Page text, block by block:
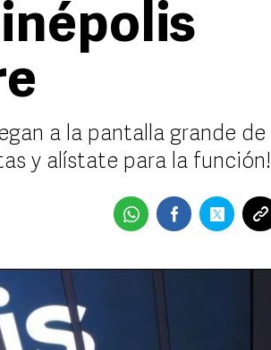
a la pantalla grande de
y alístate para la función!